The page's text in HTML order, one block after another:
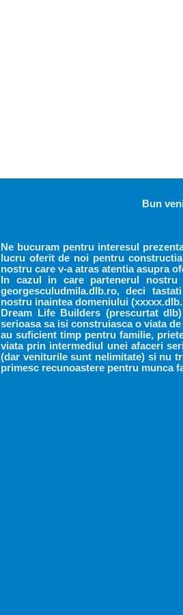
Bun
Ne bucuram pentru interesul
lucru oferit de noi pentru
nostru care v-a atras atentia asupra
In cazul in care partenerul
georgesculudmila.dlb.ro, deci
nostru inaintea domeniului
Dream Life Builders (prescurtat
serioasa sa isi construiasca o viata
au suficient timp pentru familie,
viata prin intermediul unei afaceri
(dar veniturile sunt nelimitate) si nu
primesc recunoastere pentru munca